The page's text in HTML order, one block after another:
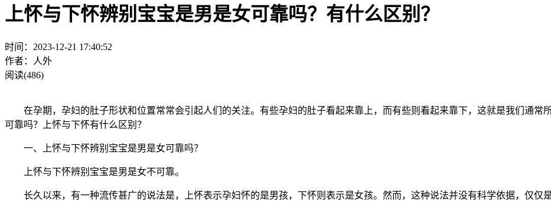
上怀与下怀辨别宝宝是男是女可靠吗？有什么区别？
时间：2023-12-21 17:40:52
作者：人外
阅读(486)
在孕期，孕妇的肚子形状和位置常常会引起人们的关注。有些孕妇的肚子看起来靠上，而有些则看起来靠下，这就是我们通常
可靠吗？上怀与下怀有什么区别？
一、上怀与下怀辨别宝宝是男是女可靠吗？
上怀与下怀辨别宝宝是男是女不可靠。
长久以来，有一种流传甚广的说法是，上怀表示孕妇怀的是男孩，下怀则表示是女孩。然而，这种说法并没有科学依据，仅仅是